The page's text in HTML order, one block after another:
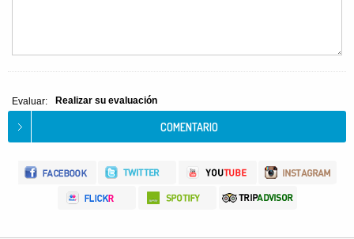
Evaluar: Realizar su evaluación